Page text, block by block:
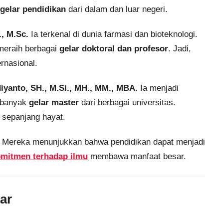
gelar pendidikan dari dalam dan luar negeri.
M.Sc. Ia terkenal di dunia farmasi dan bioteknologi.
berbagai gelar doktoral dan profesor. Jadi,
SH., M.Si., MH., MM., MBA. Ia menjadi
gelar master dari berbagai universitas.
hayat.
menunjukkan bahwa pendidikan dapat menjadi
terhadap ilmu membawa manfaat besar.